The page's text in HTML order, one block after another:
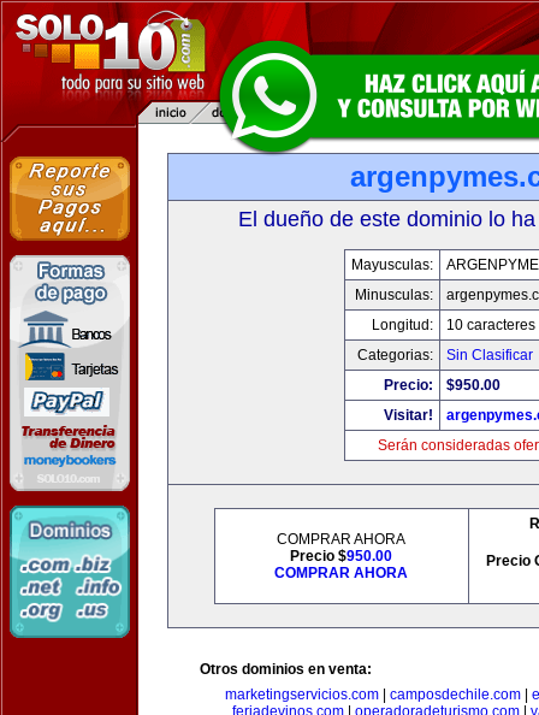
El dueño de este dominio lo
Mayusculas:
Minusculas:
Longitud:
10 caracteres
Categorias:
Sin Clasificar
Precio:
$950.00
Visitar!
Serán consideradas
COMPRAR AHORA
Precio $950.00
COMPRAR AHORA
Precio
Otros dominios en venta:
marketingservicios.com| camposdechile.com|
feriadevinos.com
operadoradeturismo.com